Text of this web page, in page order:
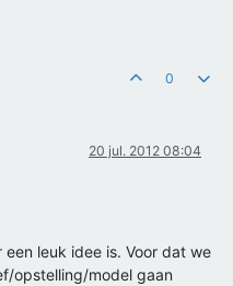
0
20 jul. 2012 08:04
leuk idee is. Voor dat we
opstelling/model gaan